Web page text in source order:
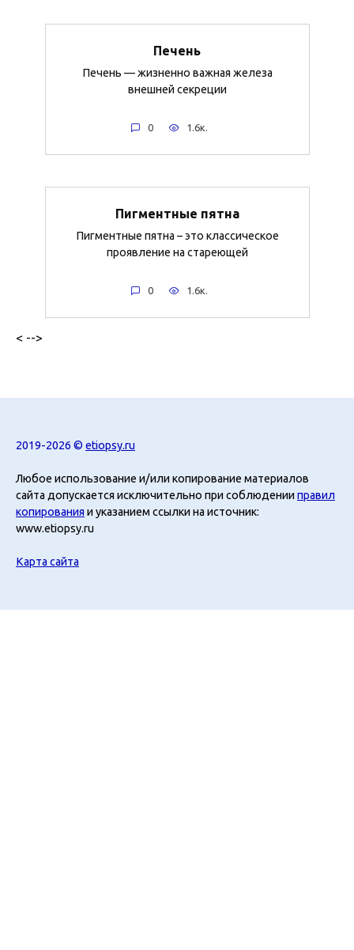
Печень
Печень — жизненно важная железа
внешней секреции
0 1.6к.
Пигментные пятна
Пигментные пятна – это классическое
проявление на стареющей
0 1.6к.
< -->
2019-2026 © etiopsy.ru
Любое использование и/или копирование материалов
сайта допускается исключительно при соблюденииправил
копирования и указанием ссылки на источник:
www.etiopsy.ru
Карта сайта